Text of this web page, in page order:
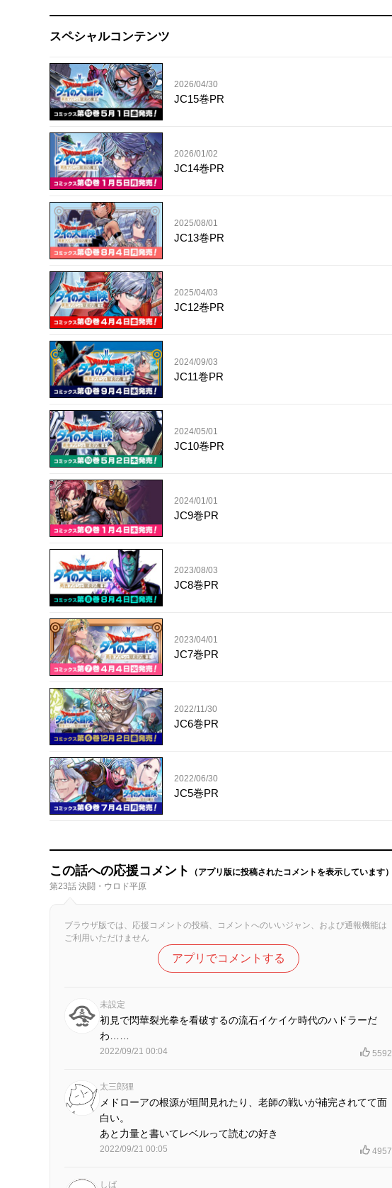
スペシャルコンテンツ
2026/04/30
JC15巻PR
2026/01/02
JC14巻PR
2025/08/01
JC13巻PR
2025/04/03
JC12巻PR
2024/09/03
JC11巻PR
2024/05/01
JC10巻PR
2024/01/01
JC9巻PR
2023/08/03
JC8巻PR
2023/04/01
JC7巻PR
2022/11/30
JC6巻PR
2022/06/30
JC5巻PR
この話への応援コメント
（アプリ版に投稿されたコメントを表示しています）
第23話 決闘・ウロド平原
ブラウザ版では、応援コメントの投稿、コメントへのいいジャン、および通報機能は
ご利用いただけません
アプリでコメントする
未設定
初見で閃華裂光拳を看破するの流石イケイケ時代のハドラーだ
わ……
2022/09/21 00:04 5592
太三郎狸
メドローアの根源が垣間見れたり、老師の戦いが補完されてて面
白い。
あと力量と書いてレベルって読むの好き
2022/09/21 00:05 4957
しば